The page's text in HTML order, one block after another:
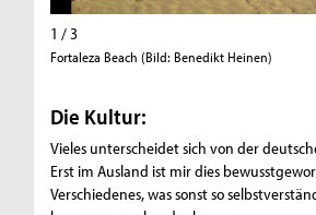
1 / 3
Fortaleza Beach (Bild: Benedikt Heinen)
Die Kultur:
Vieles unterscheidet sich von der
Erst im Ausland ist mir dies
Verschiedenes, was sonst so